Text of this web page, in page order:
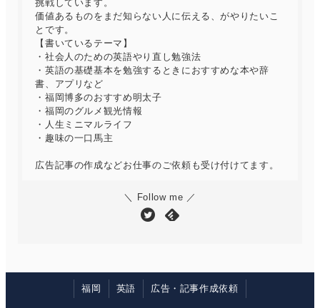
挑戦しています。
価値あるものをまだ知らない人に伝える、がやりたいこ
とです。
【書いているテーマ】
・社会人のための英語やり直し勉強法
・英語の基礎基本を勉強するときにおすすめな本や辞
書、アプリなど
・福岡博多のおすすめ明太子
・福岡のグルメ観光情報
・人生ミニマルライフ
・趣味の一口馬主
広告記事の作成などお仕事のご依頼も受け付けてます。
＼ Follow me ／
福岡 英語 広告・記事作成依頼